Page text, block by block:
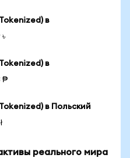
в
в
₱
в Польский
реального мира